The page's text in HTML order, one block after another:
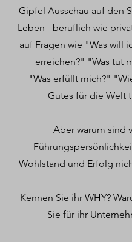
Gipfel Ausschau auf den
Leben - beruflich wie
auf Fragen wie "Was will
erreichen?" "Was tut
"Was erfüllt mich?"
Gutes für die Welt
Aber warum sind
Wohlstand und Erfolg
Kennen Sie ihr WHY?
Sie für ihr